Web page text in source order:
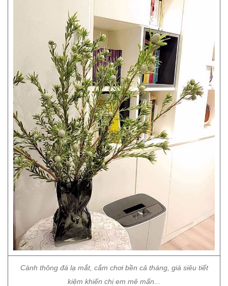
Cành thông đá lạ mắt, cắm chơi bền cả tháng, giá siêu tiết
kiệm khiến chị em mê mẩn...